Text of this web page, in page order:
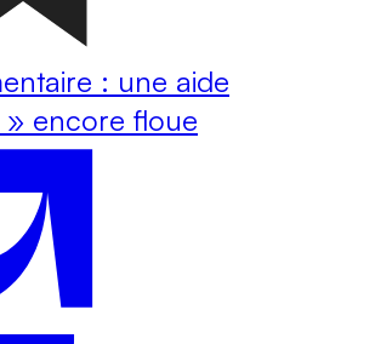
: une aide
» encore floue